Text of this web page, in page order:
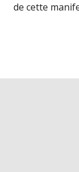
de cette